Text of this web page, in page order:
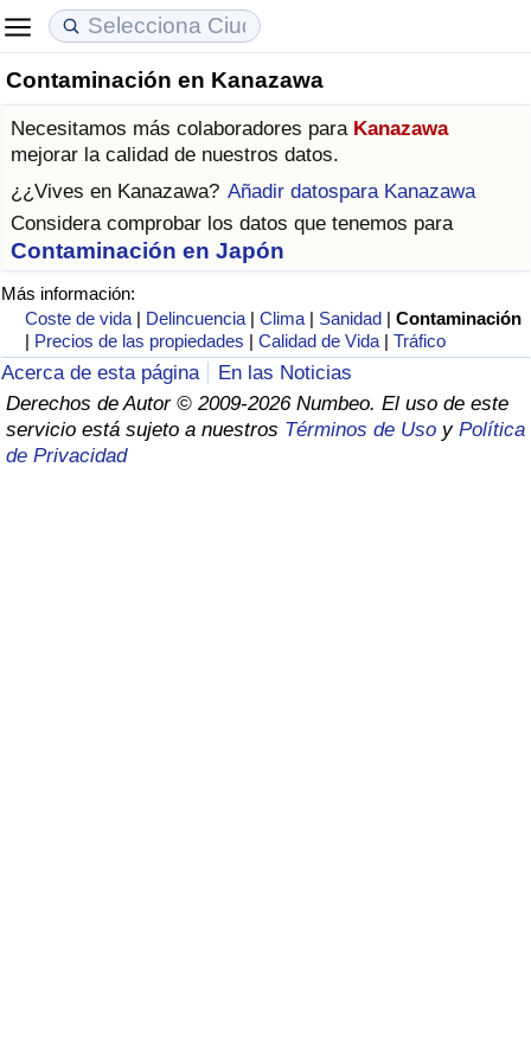
Contaminación en Kanazawa
Necesitamos más colaboradores para Kanazawa
mejorar la calidad de nuestros datos.
¿¿Vives en Kanazawa? Añadir datospara Kanazawa
Considera comprobar los datos que tenemos para
Contaminación en Japón
Más información:
Coste de vida | Delincuencia |Clima | Sanidad |Contaminación
| Precios de las propiedades |Calidad de Vida |Tráfico
Acerca de esta página
En las Noticias
Derechos de Autor © 2009-2026 Numbeo. El uso de este
servicio está sujeto a nuestros Términos de Uso y Política
de Privacidad
Coste de vida
Índice de Costo de Vida (Actual)
Índice de Costo de Vida
Índice de costo de vida por país
en aqaba
Precios de las propiedades
Índice de Precios de Inmuebles (Actual)
Índice de Precios de Inmuebles
Índice de Precios de Inmuebles por País
Calidad de Vida
Índice de Calidad de Vida
Índice de Calidad de Vida (Actual)
Índice de calidad de vida por país
Delincuencia
Calificación del Índice de Criminalidad
(Actual)